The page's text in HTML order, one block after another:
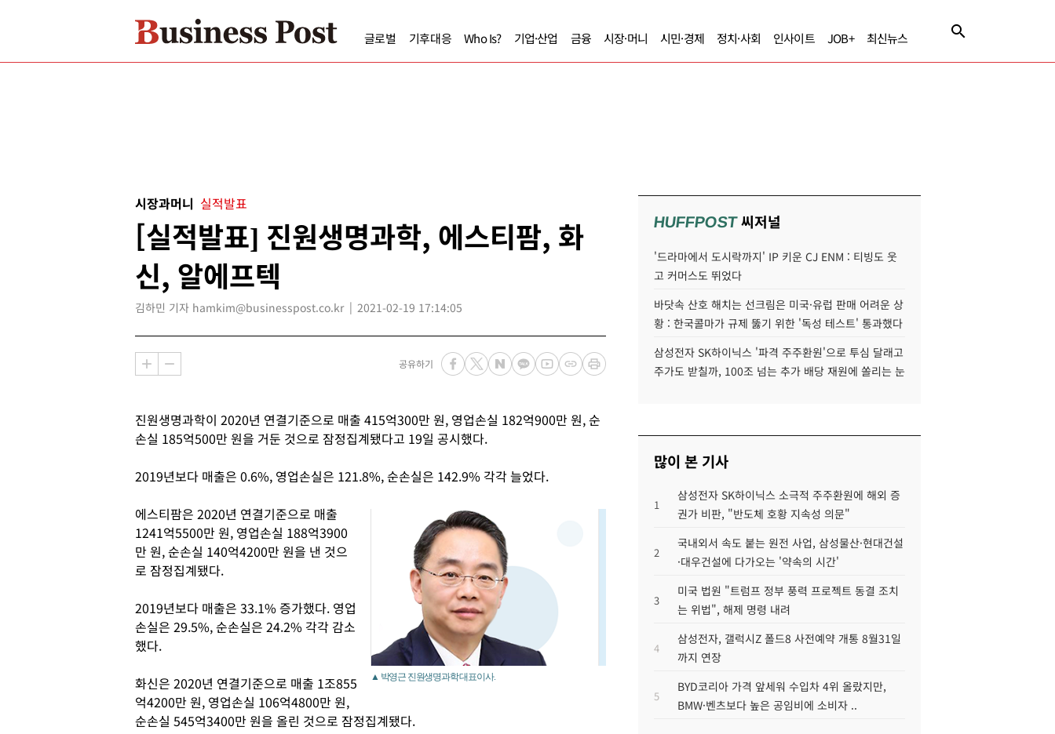
글로벌 기후대응 Who Is? 기업·산업 금융 시장·머니 시민·경제 정치·사회 인사이트 JOB+ 최신뉴스
시장과머니 실적발표
[실적발표] 진원생명과학, 에스티팜, 화
신, 알에프텍
김하민 기자 hamkim@businesspost.co.kr 2021-02-19 17:14:05
공유하기
진원생명과학이 2020년 연결기준으로 매출 415억300만 원, 영업손실 182억900만 원, 순
손실 185억500만 원을 거둔 것으로 잠정집계됐다고 19일 공시했다.
2019년보다 매출은 0.6%, 영업손실은 121.8%, 순손실은 142.9% 각각 늘었다.
▲ 박영근 진원생명과학 대표이사.
에스티팜은 2020년 연결기준으로 매출
1241억5500만 원, 영업손실 188억3900
만 원, 순손실 140억4200만 원을 낸 것으
로 잠정집계됐다.
2019년보다 매출은 33.1% 증가했다. 영업
손실은 29.5%, 순손실은 24.2% 각각 감소
했다.
화신은 2020년 연결기준으로 매출 1조855
억4200만 원, 영업손실 106억4800만 원,
순손실 545억3400만 원을 올린 것으로 잠정집계됐다.
HUFFPOST씨저널
'드라마에서 도시락까지' IP 키운 CJ ENM : 티빙도 웃
고 커머스도 뛰었다
바닷속 산호 해치는 선크림은 미국·유럽 판매 어려운 상
황 : 한국콜마가 규제 뚫기 위한 '독성 테스트' 통과했다
삼성전자 SK하이닉스 '파격 주주환원'으로 투심 달래고
주가도 받칠까, 100조 넘는 추가 배당 재원에 쏠리는 눈
많이 본 기사
1
삼성전자 SK하이닉스 소극적 주주환원에 해외 증
권가 비판, "반도체 호황 지속성 의문"
2
국내외서 속도 붙는 원전 사업, 삼성물산·현대건설
·대우건설에 다가오는 '약속의 시간'
3
미국 법원 "트럼프 정부 풍력 프로젝트 동결 조치
는 위법", 해제 명령 내려
4
삼성전자, 갤럭시Z 폴드8 사전예약 개통 8월31일
까지 연장
5
BYD코리아 가격 앞세워 수입차 4위 올랐지만,
BMW·벤츠보다 높은 공임비에 소비자 ..